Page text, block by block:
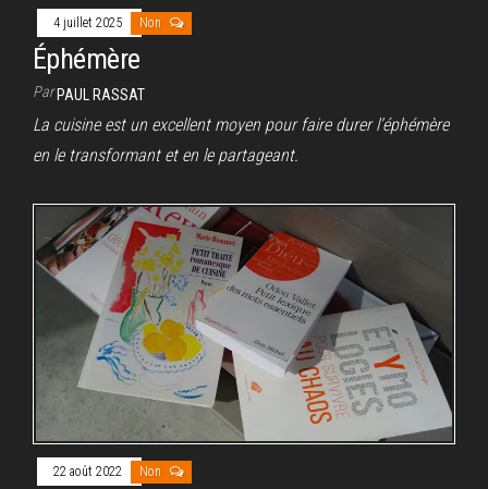
4 juillet 2025 Non
Éphémère
ParPAUL RASSAT
La cuisine est un excellent moyen pour faire durer l’éphémère
en le transformant et en le partageant.
22 août 2022 Non